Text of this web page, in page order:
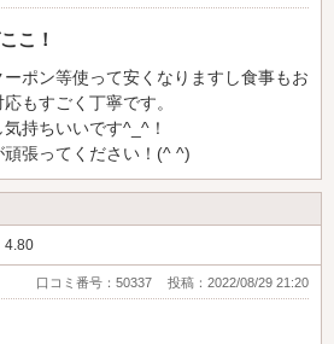
こ！
ポン等使って安くなりますし食事もお
もすごく丁寧です。
持ちいいです^_^！
張ってください！(^ ^)
5つ星のうち4.5
4.80
口コミ番号：50337 投稿：2022/08/29 21:20